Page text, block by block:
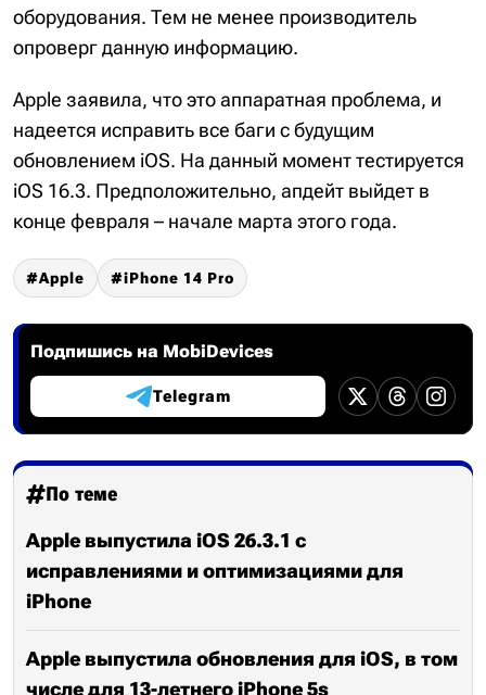
оборудования. Тем не менее производитель
опроверг данную информацию.
Apple заявила, что это аппаратная проблема, и
надеется исправить все баги с будущим
обновлением iOS. На данный момент тестируется
iOS 16.3. Предположительно, апдейт выйдет в
конце февраля – начале марта этого года.
Apple iPhone 14 Pro
Подпишись на MobiDevices
Telegram
По теме
Apple выпустила iOS 26.3.1 с
исправлениями и оптимизациями для
iPhone
Apple выпустила обновления для iOS, в том
числе для 13-летнего iPhone 5s